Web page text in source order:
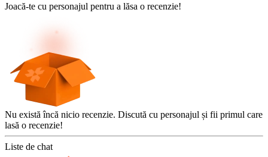
Joacă-te cu personajul pentru a lăsa o recenzie!
Nu există încă nicio recenzie. Discută cu personajul și fii primul care
lasă o recenzie!
Liste de chat